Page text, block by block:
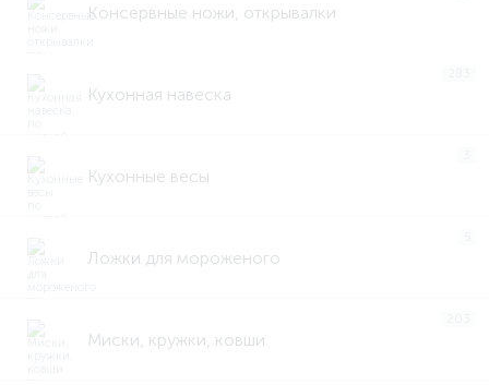
Консервные ножи, открывалки
Кухонная навеска
Кухонные весы
Ложки для мороженого
Миски, кружки, ковши